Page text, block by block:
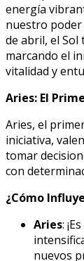
energía
nuestro poder
de abril, el
marcando el
vitalidad y
Aries: El
Aries, el
iniciativa,
tomar
con
¿Cómo
Aries:
nuevos